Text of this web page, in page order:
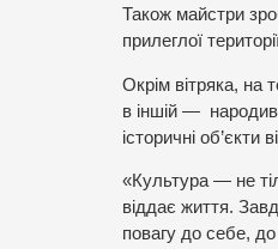
Також майстри
прилеглої
Окрім вітряка, на
в іншій —
історичні об’єкти
«Культура — не
віддає життя.
повагу до себе, до